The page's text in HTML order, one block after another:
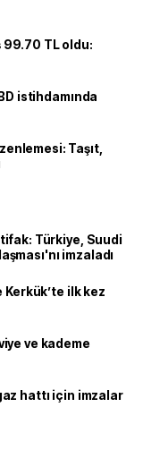
99.70 TL oldu:
istihdamında
Taşıt,
Türkiye, Suudi
imzaladı
ilk kez
ve kademe
hattı için imzalar